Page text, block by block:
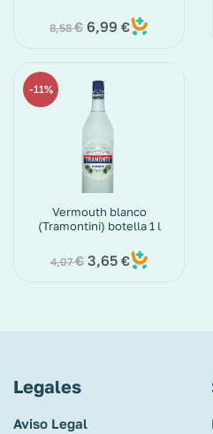
8,58€ 6,99 €
11%
Vermouth blanco
(Tramontini) botella 1 l
4,07€ 3,65 €
Legales
Aviso Legal